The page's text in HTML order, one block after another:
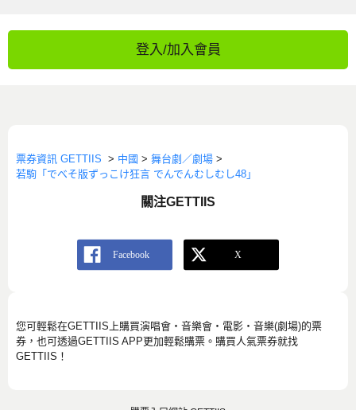
登入/加入會員
票券資訊 GETTIIS > 中國 > 舞台劇／劇場 >
若駒「でべそ版ずっこけ狂言 でんでんむしむし48」
關注GETTIIS
您可輕鬆在GETTIIS上購買演唱會・音樂會・電影・音樂(劇場)的票
券，也可透過GETTIIS APP更加輕鬆購票。購買人氣票券就找
GETTIIS！